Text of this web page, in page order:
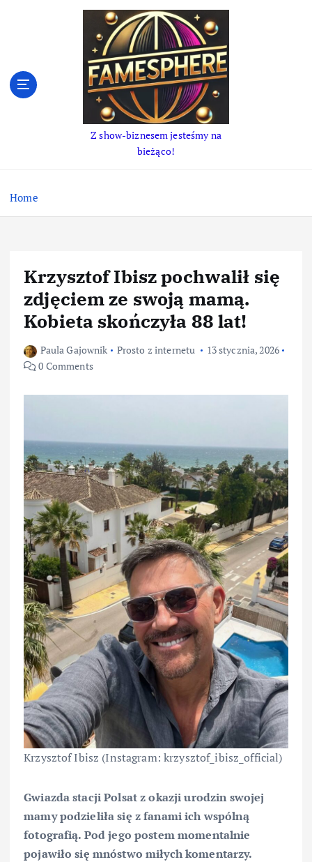
Z show-biznesem jesteśmy na
bieżąco!
Home
Krzysztof Ibisz pochwalił się
zdjęciem ze swoją mamą.
Kobieta skończyła 88 lat!
Paula Gajownik Prosto z internetu
13 stycznia, 2026
0 Comments
Krzysztof Ibisz (Instagram: krzysztof_ibisz_official)
Gwiazda stacji Polsat z okazji urodzin swojej
mamy podzieliła się z fanami ich wspólną
fotografią. Pod jego postem momentalnie
pojawiło się mnóstwo miłych komentarzy.